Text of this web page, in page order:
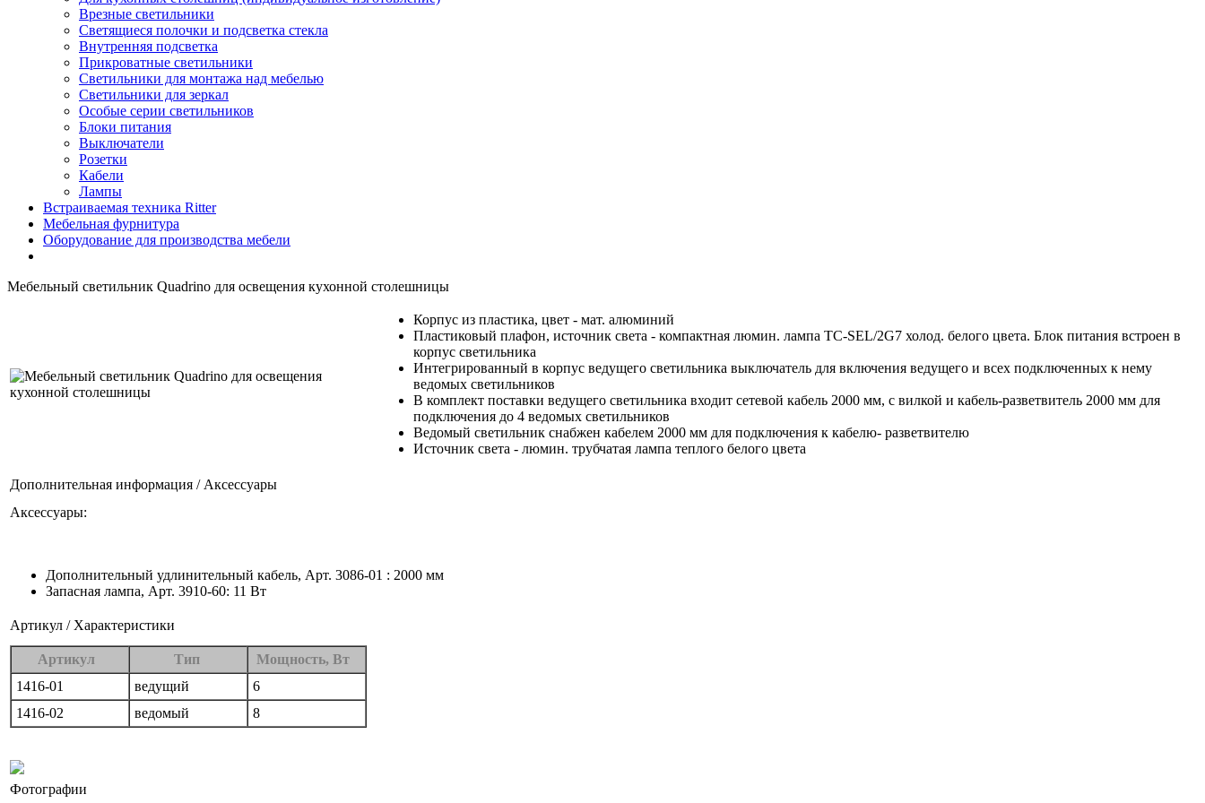
Врезные светильники
Светящиеся полочки и подсветка стекла
Внутренняя подсветка
Прикроватные светильники
Светильники для монтажа над мебелью
Светильники для зеркал
Особые серии светильников
Блоки питания
Выключатели
Розетки
Кабели
Лампы
Встраиваемая техника Ritter
Мебельная фурнитура
Оборудование для производства мебели
Мебельный светильник Quadrino для освещения кухонной столешницы
Корпус из пластика, цвет - мат. алюминий
Пластиковый плафон, источник света - компактная люмин. лампа TC-SEL/2G7 холод. белого цвета. Блок питания встроен в
корпус светильника
Интегрированный в корпус ведущего светильника выключатель для включения ведущего и всех подключенных к нему
ведомых светильников
В комплект поставки ведущего светильника входит сетевой кабель 2000 мм, с вилкой и кабель-разветвитель 2000 мм для
подключения до 4 ведомых светильников
Ведомый светильник снабжен кабелем 2000 мм для подключения к кабелю- разветвителю
Источник света - люмин. трубчатая лампа теплого белого цвета
Дополнительная информация / Аксессуары
Аксессуары:
Дополнительный удлинительный кабель, Арт. 3086-01 : 2000 мм
Запасная лампа, Арт. 3910-60: 11 Вт
Артикул / Характеристики
Артикул Тип
Мощность, Вт
1416-01
ведущий
6
1416-02
ведомый 8
Фотографии